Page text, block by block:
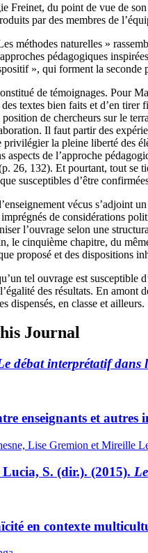
Freinet, du point de vue de
par des membres de
méthodes naturelles »
pédagogiques
», qui forment la seconde
de témoignages. Pour
textes bien faits et d’en
de chercheurs sur le
Il faut partir des
la pleine liberté des
aspects de l’approche
26, 132). Et pourtant, tout se
susceptibles d’être
vécus s’adjoint
de considérations
l’ouvrage selon une
le cinquième chapitre, du
proposé et des dispositions
tel ouvrage est susceptible
des résultats. En amont
dispensés, en classe et ailleurs.
Journal
débat interprétatif dans
enseignants et autres
Lise Gremion et Mireille
S. (dir.). (2015).
en contexte